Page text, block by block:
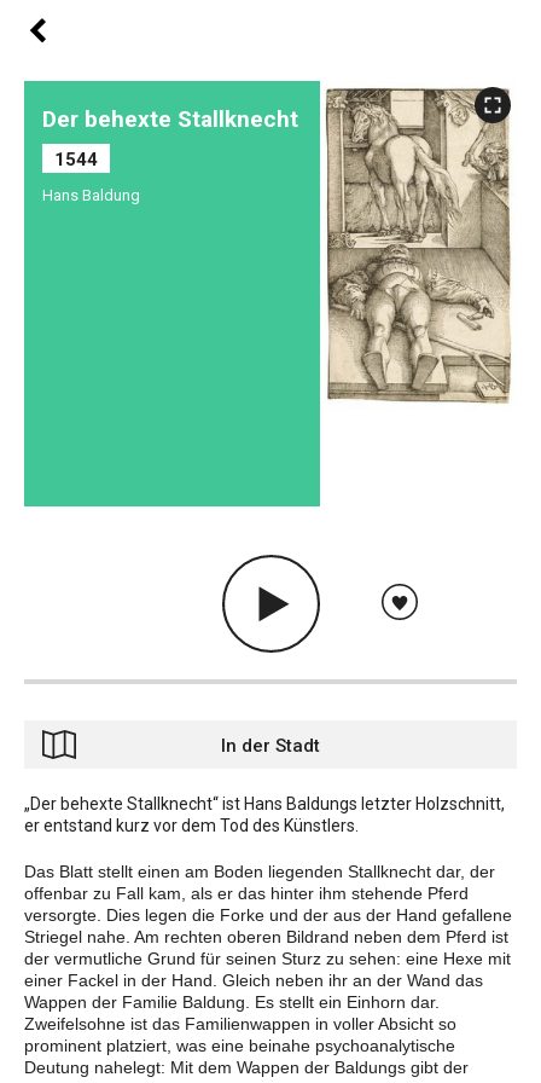
Der behexte Stallknecht
1544
Hans Baldung
In der Stadt
„Der behexte Stallknecht“ ist Hans Baldungs letzter Holzschnitt,
er entstand kurz vor dem Tod des Künstlers.
Das Blatt stellt einen am Boden liegenden Stallknecht dar, der
offenbar zu Fall kam, als er das hinter ihm stehende Pferd
versorgte. Dies legen die Forke und der aus der Hand gefallene
Striegel nahe. Am rechten oberen Bildrand neben dem Pferd ist
der vermutliche Grund für seinen Sturz zu sehen: eine Hexe mit
einer Fackel in der Hand. Gleich neben ihr an der Wand das
Wappen der Familie Baldung. Es stellt ein Einhorn dar.
Zweifelsohne ist das Familienwappen in voller Absicht so
prominent platziert, was eine beinahe psychoanalytische
Deutung nahelegt: Mit dem Wappen der Baldungs gibt der